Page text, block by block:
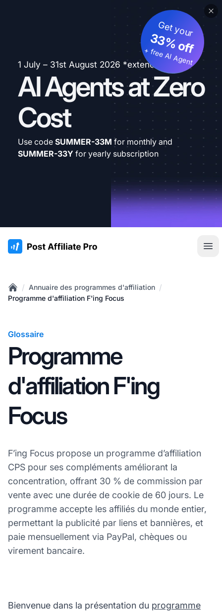
1 July – 31st August 2026 *extended
AI Agents at Zero
Cost
Get your
33% off
+ free AI Agent
Use code SUMMER-33M for monthly and
SUMMER-33Y for yearly subscription
:site.title
Home
/ Annuaire des programmes d'affiliation /
Programme d'affiliation F'ing Focus
Glossaire
Programme
d'affiliation F'ing
Focus
F’ing Focus propose un programme d’affiliation
CPS pour ses compléments améliorant la
concentration, offrant 30 % de commission par
vente avec une durée de cookie de 60 jours. Le
programme accepte les affiliés du monde entier,
permettant la publicité par liens et bannières, et
paie mensuellement via PayPal, chèques ou
virement bancaire.
Bienvenue dans la présentation du programme